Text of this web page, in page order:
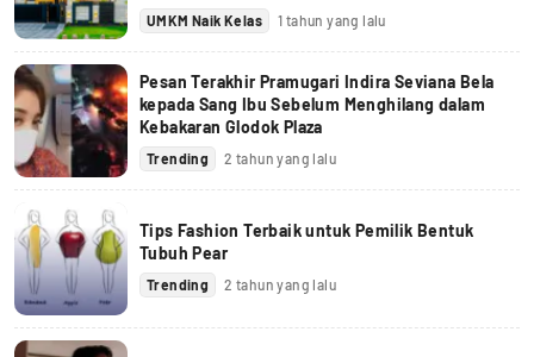
UMKM Naik Kelas 1 tahun yang lalu
Pesan Terakhir Pramugari Indira Seviana Bela
kepada Sang Ibu Sebelum Menghilang dalam
Kebakaran Glodok Plaza
Trending 2 tahun yang lalu
Tips Fashion Terbaik untuk Pemilik Bentuk
Tubuh Pear
Trending 2 tahun yang lalu